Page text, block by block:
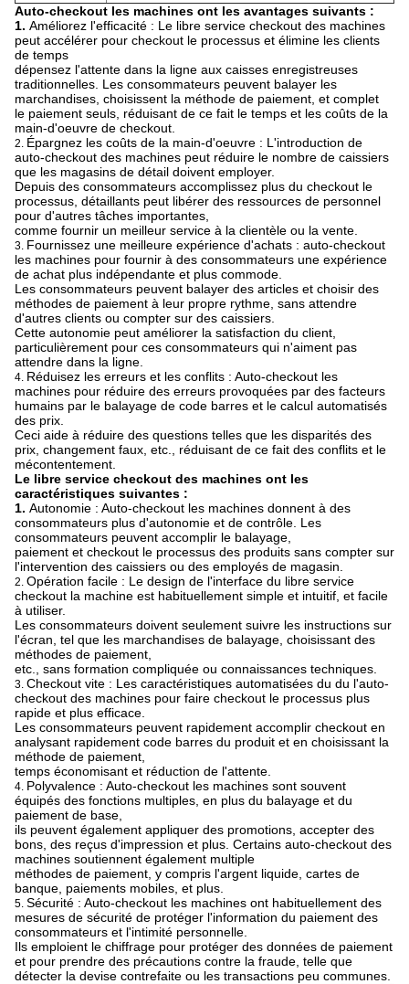
Auto-checkout les machines ont les avantages suivants :
1. Améliorez l'efficacité : Le libre service checkout des machines
peut accélérer pour checkout le processus et élimine les clients
de temps
dépensez l'attente dans la ligne aux caisses enregistreuses
traditionnelles. Les consommateurs peuvent balayer les
marchandises, choisissent la méthode de paiement, et complet
le paiement seuls, réduisant de ce fait le temps et les coûts de la
main-d'oeuvre de checkout.
2. Épargnez les coûts de la main-d'oeuvre : L'introduction de
auto-checkout des machines peut réduire le nombre de caissiers
que les magasins de détail doivent employer.
Depuis des consommateurs accomplissez plus du checkout le
processus, détaillants peut libérer des ressources de personnel
pour d'autres tâches importantes,
comme fournir un meilleur service à la clientèle ou la vente.
3. Fournissez une meilleure expérience d'achats : auto-checkout
les machines pour fournir à des consommateurs une expérience
de achat plus indépendante et plus commode.
Les consommateurs peuvent balayer des articles et choisir des
méthodes de paiement à leur propre rythme, sans attendre
d'autres clients ou compter sur des caissiers.
Cette autonomie peut améliorer la satisfaction du client,
particulièrement pour ces consommateurs qui n'aiment pas
attendre dans la ligne.
4. Réduisez les erreurs et les conflits : Auto-checkout les
machines pour réduire des erreurs provoquées par des facteurs
humains par le balayage de code barres et le calcul automatisés
des prix.
Ceci aide à réduire des questions telles que les disparités des
prix, changement faux, etc., réduisant de ce fait des conflits et le
mécontentement.
Le libre service checkout des machines ont les
caractéristiques suivantes :
1. Autonomie : Auto-checkout les machines donnent à des
consommateurs plus d'autonomie et de contrôle. Les
consommateurs peuvent accomplir le balayage,
paiement et checkout le processus des produits sans compter sur
l'intervention des caissiers ou des employés de magasin.
2. Opération facile : Le design de l'interface du libre service
checkout la machine est habituellement simple et intuitif, et facile
à utiliser.
Les consommateurs doivent seulement suivre les instructions sur
l'écran, tel que les marchandises de balayage, choisissant des
méthodes de paiement,
etc., sans formation compliquée ou connaissances techniques.
3. Checkout vite : Les caractéristiques automatisées du du l'auto-
checkout des machines pour faire checkout le processus plus
rapide et plus efficace.
Les consommateurs peuvent rapidement accomplir checkout en
analysant rapidement code barres du produit et en choisissant la
méthode de paiement,
temps économisant et réduction de l'attente.
4. Polyvalence : Auto-checkout les machines sont souvent
équipés des fonctions multiples, en plus du balayage et du
paiement de base,
ils peuvent également appliquer des promotions, accepter des
bons, des reçus d'impression et plus. Certains auto-checkout des
machines soutiennent également multiple
méthodes de paiement, y compris l'argent liquide, cartes de
banque, paiements mobiles, et plus.
5. Sécurité : Auto-checkout les machines ont habituellement des
mesures de sécurité de protéger l'information du paiement des
consommateurs et l'intimité personnelle.
Ils emploient le chiffrage pour protéger des données de paiement
et pour prendre des précautions contre la fraude, telle que
détecter la devise contrefaite ou les transactions peu communes.